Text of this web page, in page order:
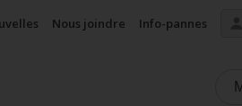
Nous joindre Info-pannes